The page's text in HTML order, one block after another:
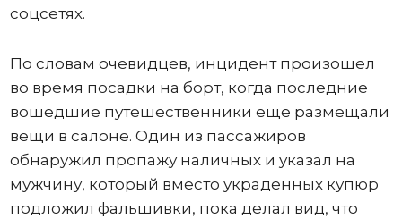
соцсетях.
По словам очевидцев, инцидент произошел
во время посадки на борт, когда последние
вошедшие путешественники еще размещали
вещи в салоне. Один из пассажиров
обнаружил пропажу наличных и указал на
мужчину, который вместо украденных купюр
подложил фальшивки, пока делал вид, что